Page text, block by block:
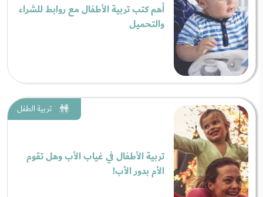
أهم كتب تربية الأطفال مع روابط للشراء
والتحميل
تربية الطفل
تربية الأطفال في غياب الأب وهل تقوم
الأم بدور الأب!